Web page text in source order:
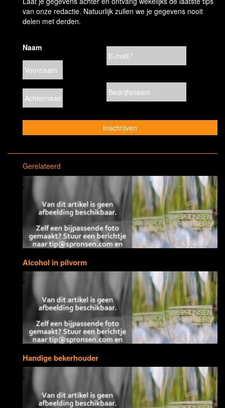
van onze redactie. Natuurlijk zullen we je gegevens nooit
delen met derden.
Naam
Gerelateerd
Alcohol in pilvorm
Handige bekerhouder